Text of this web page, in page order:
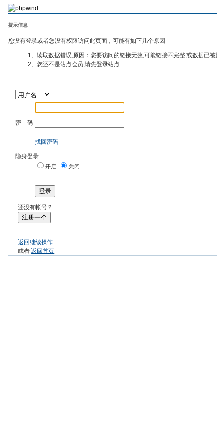
提示信息
您没有登录或者您没有权限访问此页面，可能有如下几个原因
1、读取数据错误,原因：您要访问的链接无效,可能链接不完整,或数据已
2、您还不是站点会员,请先登录站点
密 码
找回密码
隐身登录
开启
关闭
登录
还没有帐号？
注册一个
返回继续操作
或者返回首页